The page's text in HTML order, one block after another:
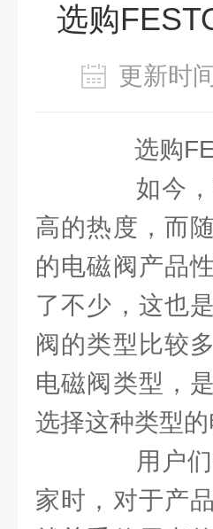
选购
更新
选购
如今，
高的热度，而
的电磁阀产品
了不少，这也
阀的类型比较
电磁阀类型，
选择这种类型
用户们
家时，对于产